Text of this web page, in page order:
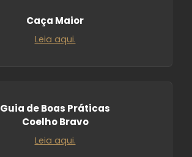
Caça Maior
Leia aqui.
Guia de Boas Práticas
Coelho Bravo
Leia aqui.